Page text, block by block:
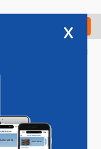
Check in
x